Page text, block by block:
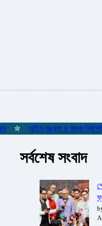
✮ আইন-শৃঙ্খলা ও মাদক নির্মূলেই
সর্বশেষ সংবাদ